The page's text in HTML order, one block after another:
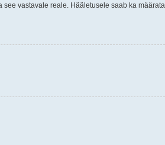
vastavale reale. Hääletusele saab ka määrata